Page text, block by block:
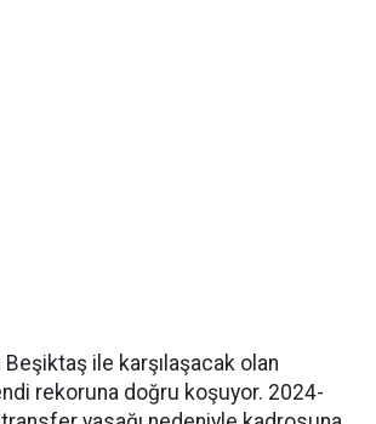
ile karşılaşacak olan
rekoruna doğru koşuyor. 2024-